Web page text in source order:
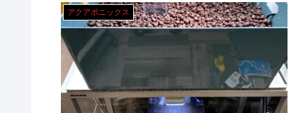
アクアポニックス